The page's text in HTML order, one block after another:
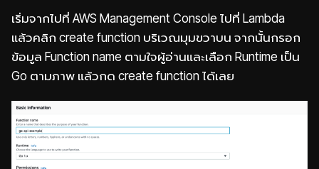
เริ่มจากไปที่ AWS Management Console ไปที่ Lambda
แล้วคลิก create function บริเวณมุมขวาบน จากนั้นกรอก
ข้อมูล Function name ตามใจผู้อ่านและเลือก Runtime เป็น
Go ตามภาพ แล้วกด create function ได้เลย